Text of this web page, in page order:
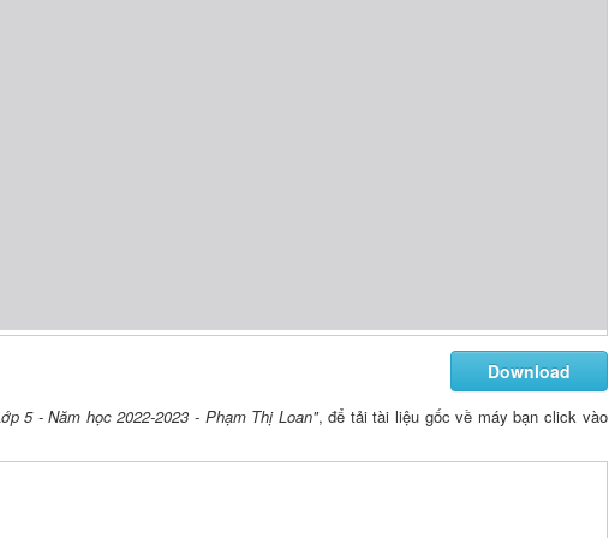
Download
5 - Năm học 2022-2023 - Phạm Thị Loan", để tải tài liệu gốc về máy bạn click vào